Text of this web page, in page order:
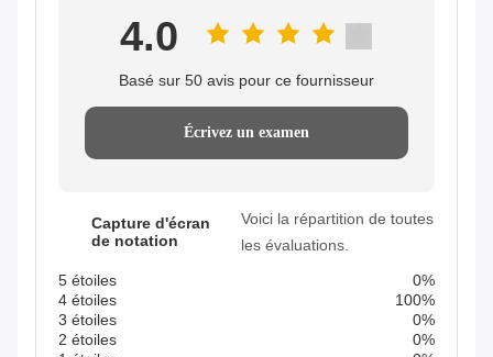
4.0
Basé sur 50 avis pour ce fournisseur
Écrivez un examen
Capture d'écran
de notation
Voici la répartition de toutes
les évaluations.
5 étoiles
0%
4 étoiles
100%
3 étoiles
0%
2 étoiles
0%